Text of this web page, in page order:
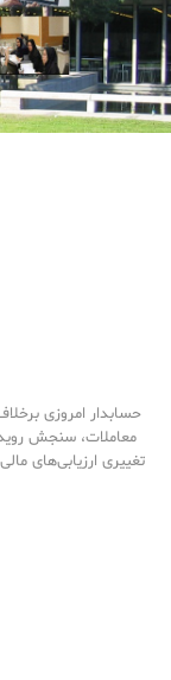
حسابدار امروزی
معاملات، سنجش
تغییری ارزیابی‌های